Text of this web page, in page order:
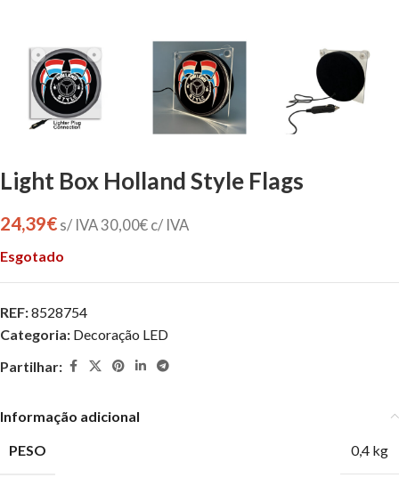
Light Box Holland Style Flags
24,39€ s/ IVA30,00€ c/ IVA
Esgotado
REF:8528754
Categoria: Decoração LED
Partilhar:
Informação adicional
PESO
0,4 kg